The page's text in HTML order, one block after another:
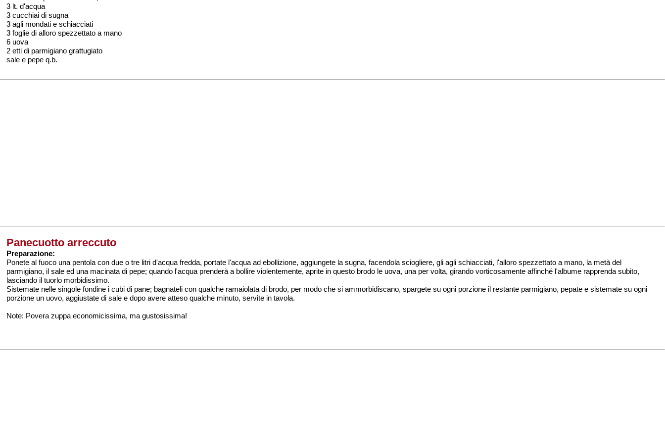
3 lt. d'acqua
3 cucchiai di sugna
3 agli mondati e schiacciati
3 foglie di alloro spezzettato a mano
6 uova
2 etti di parmigiano grattugiato
sale e pepe q.b.
Panecuotto arreccuto
Preparazione:
Ponete al fuoco una pentola con due o tre litri d'acqua fredda, portate l'acqua ad ebollizione, aggiungete la sugna, facendola sciogliere, gli agli schiacciati, l'alloro spezzettato a mano, la metà del
parmigiano, il sale ed una macinata di pepe; quando l'acqua prenderà a bollire violentemente, aprite in questo brodo le uova, una per volta, girando vorticosamente affinché l'albume rapprenda subito,
lasciando il tuorlo morbidissimo.
Sistemate nelle singole fondine i cubi di pane; bagnateli con qualche ramaiolata di brodo, per modo che si ammorbidiscano, spargete su ogni porzione il restante parmigiano, pepate e sistemate su ogni
porzione un uovo, aggiustate di sale e dopo avere atteso qualche minuto, servite in tavola.
Note: Povera zuppa economicissima, ma gustosissima!